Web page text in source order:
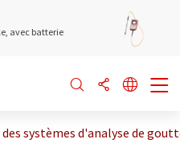
avec batterie
systèmes d'analyse de